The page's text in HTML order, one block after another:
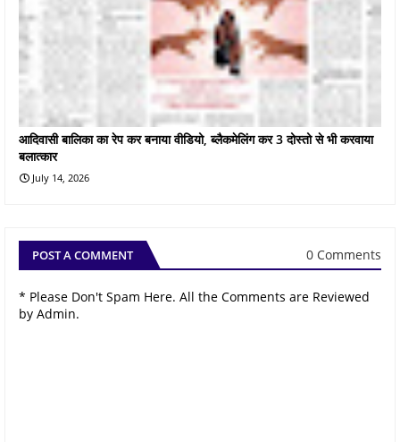
आदिवासी बालिका का रेप कर बनाया वीडियो, ब्लैकमेलिंग कर 3 दोस्तो से भी करवाया
बलात्कार
July 14, 2026
POST A COMMENT 0 Comments
* Please Don't Spam Here. All the Comments are Reviewed
by Admin.